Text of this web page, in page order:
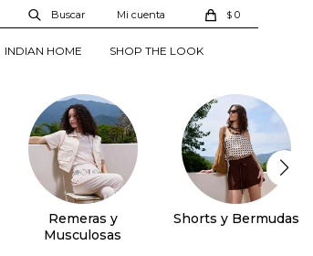
INDIAN HOME SHOP THE LOOK
$ 0
Remeras y
Musculosas
Shorts y Bermudas